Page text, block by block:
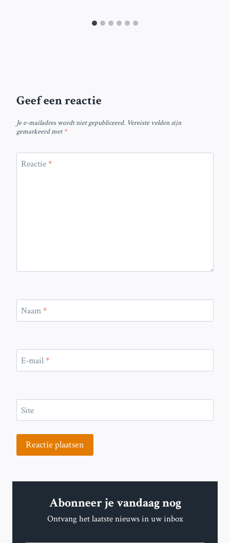
Geef een reactie
Je e-mailadres wordt niet gepubliceerd. Vereiste velden zijn
gemarkeerd met*
Reactie*
Naam*
E-mail*
Site
Abonneer je vandaag nog
Ontvang het laatste nieuws in uw inbox